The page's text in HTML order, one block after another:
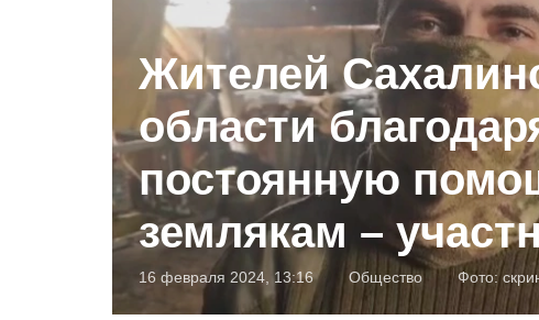
Жителей
области
постоянную
землякам –
16 февраля 2024, 13:16 Общество Фото: